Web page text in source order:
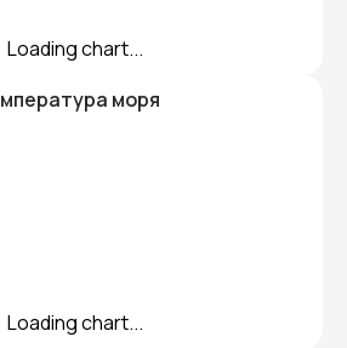
Loading chart...
моря
Loading chart...